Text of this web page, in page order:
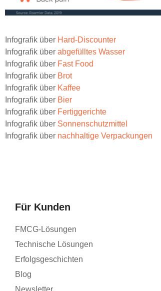
Infografik über Hard-Discounter
Infografik über abgefülltes Wasser
Infografik über Fast Food
Infografik über Brot
Infografik über Kaffee
Infografik über Bier
Infografik über Fertiggerichte
Infografik über Sonnenschutzmittel
Infografik über nachhaltige Verpackungen
Für Kunden
FMCG-Lösungen
Technische Lösungen
Erfolgsgeschichten
Blog
Newsletter